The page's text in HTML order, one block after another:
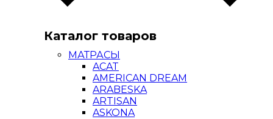
Каталог товаров
МАТРАСЫ
ACAT
AMERICAN DREAM
ARABESKA
ARTISAN
ASKONA